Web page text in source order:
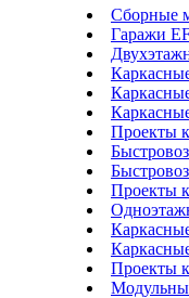
Сборные
Гаражи
Проекты
Проекты
Проекты